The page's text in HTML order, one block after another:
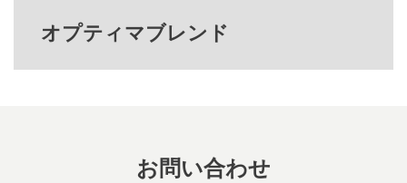
オプティマブレンド
お問い合わせ